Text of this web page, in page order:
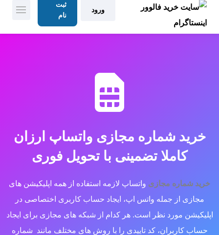
ورود
ثبت
نام
خرید شماره مجازی واتساپ ارزان
کاملا تضمینی با تحویل فوری
خرید شماره مجازی واتساپ لازمه استفاده از همه اپلیکیشن‌ های
مجازی از جمله واتس اپ، ایجاد حساب کاربری اختصاصی در
اپلیکیشن مورد نظر است. هر کدام از شبکه ‌های مجازی برای ایجاد
حساب کاربران، کد تاییدی را با روش‌ های مختلف مانند شماره